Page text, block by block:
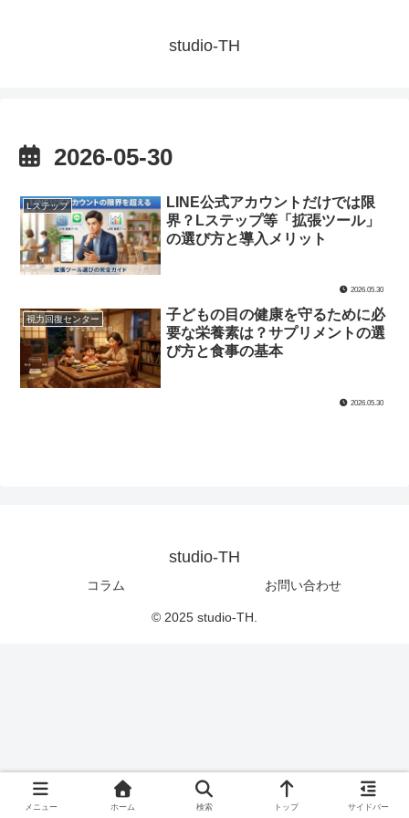
studio-TH
2026-05-30
Lステップ
LINE公式アカウントだけでは限
界？Lステップ等「拡張ツール」
の選び方と導入メリット
2026.05.30
視力回復センター
子どもの目の健康を守るために必
要な栄養素は？サプリメントの選
び方と食事の基本
2026.05.30
studio-TH
コラム お問い合わせ
© 2025 studio-TH.
メニュー ホーム 検索 トップ サイドバー